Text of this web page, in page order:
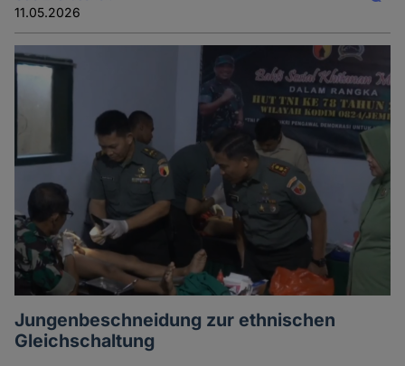
11.05.2026
Jungenbeschneidung zur ethnischen
Gleichschaltung